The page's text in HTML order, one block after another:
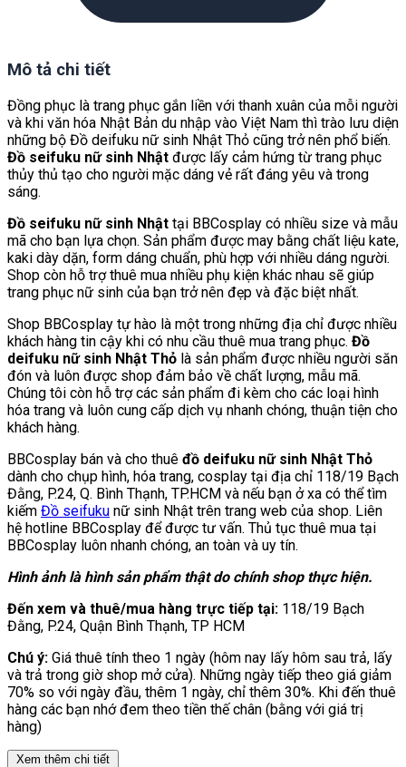
Mô tả chi tiết
Đồng phục là trang phục gắn liền với thanh xuân của mỗi người
và khi văn hóa Nhật Bản du nhập vào Việt Nam thì trào lưu diện
những bộ Đồ deifuku nữ sinh Nhật Thỏ cũng trở nên phổ biến.
Đồ seifuku nữ sinh Nhật được lấy cảm hứng từ trang phục
thủy thủ tạo cho người mặc dáng vẻ rất đáng yêu và trong
sáng.
Đồ seifuku nữ sinh Nhật tại BBCosplay có nhiều size và mẫu
mã cho bạn lựa chọn. Sản phẩm được may bằng chất liệu kate,
kaki dày dặn, form dáng chuẩn, phù hợp với nhiều dáng người.
Shop còn hỗ trợ thuê mua nhiều phụ kiện khác nhau sẽ giúp
trang phục nữ sinh của bạn trở nên đẹp và đặc biệt nhất.
Shop BBCosplay tự hào là một trong những địa chỉ được nhiều
khách hàng tin cậy khi có nhu cầu thuê mua trang phục. Đồ
deifuku nữ sinh Nhật Thỏ là sản phẩm được nhiều người săn
đón và luôn được shop đảm bảo về chất lượng, mẫu mã.
Chúng tôi còn hỗ trợ các sản phẩm đi kèm cho các loại hình
hóa trang và luôn cung cấp dịch vụ nhanh chóng, thuận tiện cho
khách hàng.
BBCosplay bán và cho thuê đồ deifuku nữ sinh Nhật Thỏ
dành cho chụp hình, hóa trang, cosplay tại địa chỉ 118/19 Bạch
Đằng, P.24, Q. Bình Thạnh, TP.HCM và nếu bạn ở xa có thể tìm
kiếm Đồ seifuku nữ sinh Nhật trên trang web của shop. Liên
hệ hotline BBCosplay để được tư vấn. Thủ tục thuê mua tại
BBCosplay luôn nhanh chóng, an toàn và uy tín.
Hình ảnh là hình sản phẩm thật do chính shop thực hiện.
Đến xem và thuê/mua hàng trực tiếp tại: 118/19 Bạch
Đằng, P.24, Quận Bình Thạnh, TP HCM
Chú ý: Giá thuê tính theo 1 ngày (hôm nay lấy hôm sau trả, lấy
và trả trong giờ shop mở cửa). Những ngày tiếp theo giá giảm
70% so với ngày đầu, thêm 1 ngày, chỉ thêm 30%. Khi đến thuê
hàng các bạn nhớ đem theo tiền thế chân (bằng với giá trị
hàng)
Xem thêm chi tiết